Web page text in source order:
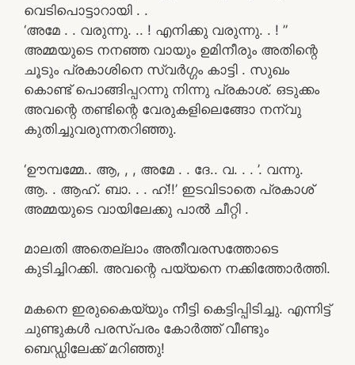
വെടിപൊട്ടാറായി . .
‘അമേ . . വരുന്നു. .. ! എനിക്കു വരുന്നു. . ! ”
അമ്മയുടെ നനഞ്ഞ വായും ഉമിനീരും അതിന്റെ
ചൂടും പ്രകാശിനെ സ്വർഗ്ഗം കാട്ടി . സുഖം
കൊണ്ട് പൊങ്ങിപ്പറന്നു നിന്നു പ്രകാശ്. ഒടുക്കം
അവന്റെ തണ്ടിന്റെ വേരുകളിലെങ്ങോ നന്വു
കുതിച്ചുവരുന്നതറിഞ്ഞു.
‘ഊമ്പമ്മേ.. ആ, , , അമേ . . ദേ.. വ. . . ’. വന്നു.
ആ. . ആഹ്. ബാ. . . ഹ്!!’ ഇടവിടാതെ പ്രകാശ്
അമ്മയുടെ വായിലേക്കു പാൽ ചീറ്റി .
മാലതി അതെല്ലാം അതീവരസത്തോടെ
കുടിച്ചിറക്കി. അവന്റെ പയ്യനെ നക്കിത്തോർത്തി.
മകനെ ഇരുകൈയ്യും നീട്ടി കെട്ടിപ്പിടിച്ചു. എന്നിട്ട്
ചുണ്ടുകൾ പരസ്പരം കോർത്ത് വീണ്ടും
ബെഡ്ഡിലേക്ക് മറിഞ്ഞു!